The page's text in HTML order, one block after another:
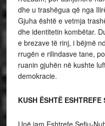
dhe u trashëgua që nga
Gjuha është e vetmja
dhe identitetin kombëtar.
e brezave të rinj, i bëjmë
rrugën e rilindasve tane,
ruanin gjuhën në kushte
demokracie.
KUSH ËSHTË